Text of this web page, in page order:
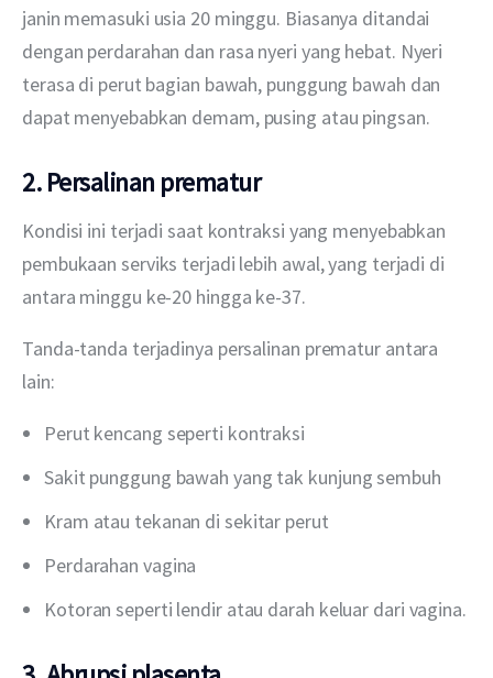
janin memasuki usia 20 minggu. Biasanya ditandai
dengan perdarahan dan rasa nyeri yang hebat. Nyeri
terasa di perut bagian bawah, punggung bawah dan
dapat menyebabkan demam, pusing atau pingsan.
2. Persalinan prematur
Kondisi ini terjadi saat kontraksi yang menyebabkan
pembukaan serviks terjadi lebih awal, yang terjadi di
antara minggu ke-20 hingga ke-37.
Tanda-tanda terjadinya persalinan prematur antara
lain:
Perut kencang seperti kontraksi
Sakit punggung bawah yang tak kunjung sembuh
Kram atau tekanan di sekitar perut
Perdarahan vagina
Kotoran seperti lendir atau darah keluar dari vagina.